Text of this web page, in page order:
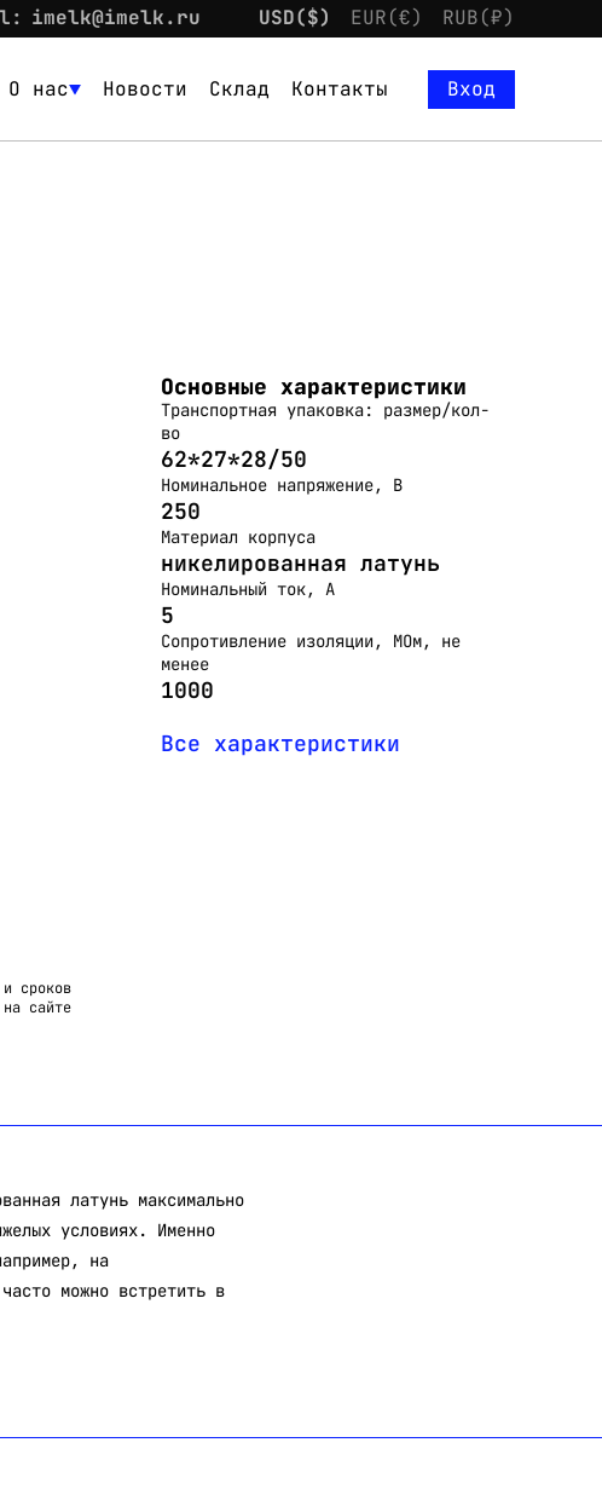
imelk@imelk.ru USD($) EUR(€) RUB(₽)
О нас Новости Склад Контакты
Вход
сроков
на сайте
Основные характеристики
Транспортная упаковка: размер/кол-
во
62*27*28/50
Номинальное напряжение, В
250
Материал корпуса
никелированная латунь
Номинальный ток, А
5
Сопротивление изоляции, МОм, не
менее
1000
Все характеристики
латунь максимально
условиях. Именно
на
можно встретить в